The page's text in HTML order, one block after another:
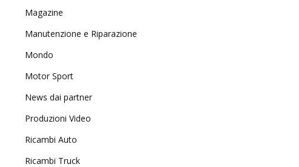
Magazine
Manutenzione e Riparazione
Mondo
Motor Sport
News dai partner
Produzioni Video
Ricambi Auto
Ricambi Truck